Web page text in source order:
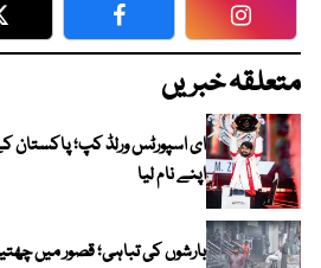
Twitter Facebook
متعلقہ خبریں
اپنے نام لیا